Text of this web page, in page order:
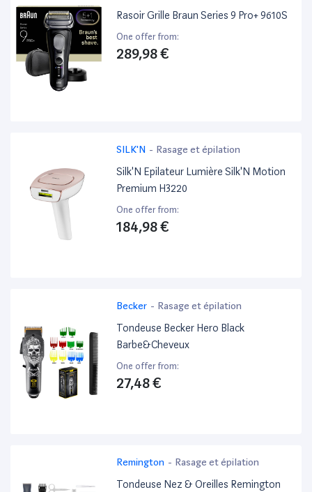
Rasoir Grille Braun Series 9 Pro+ 9610S
One offer from:
289,98 €
SILK'N - Rasage et épilation
Silk'N Epilateur Lumière Silk'N Motion
Premium H3220
One offer from:
184,98 €
Becker - Rasage et épilation
Tondeuse Becker Hero Black
Barbe&Cheveux
One offer from:
27,48 €
Remington - Rasage et épilation
Tondeuse Nez & Oreilles Remington